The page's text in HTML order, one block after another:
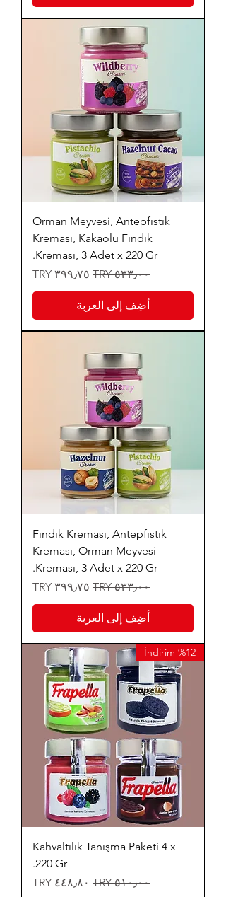
Orman Meyvesi, Antepfıstık
Kreması, Kakaolu Fındık
Kreması, 3 Adet x 220 Gr.
سعر عادي
سعر البيع
أضِف إلى العربة
Fındık Kreması, Antepfıstık
Kreması, Orman Meyvesi
Kreması, 3 Adet x 220 Gr.
سعر عادي
سعر البيع
أضِف إلى العربة
%12 İndirim
Kahvaltılık Tanışma Paketi 4 x
220 Gr.
سعر عادي
سعر البيع